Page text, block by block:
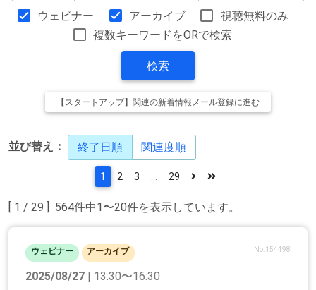
ウェビナー アーカイブ
視聴無料のみ
複数キーワードをORで検索
検索
【スタートアップ】関連の新着情報メール登録に進む
並び替え： 終了日順 関連度順
[ 1 / 29 ] 564件中1〜20件を表示しています。
1 2 3 29
ウェビナー アーカイブ No.154498
2025/08/27 | 13:30〜16:30